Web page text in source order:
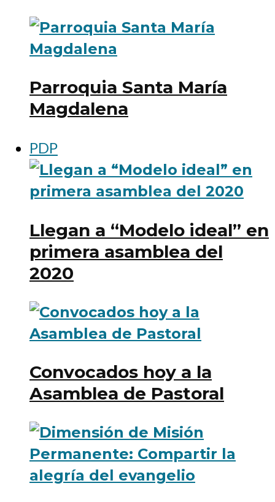
Parroquia Santa María
Magdalena
PDP
Llegan a “Modelo ideal” en
primera asamblea del
2020
Convocados hoy a la
Asamblea de Pastoral